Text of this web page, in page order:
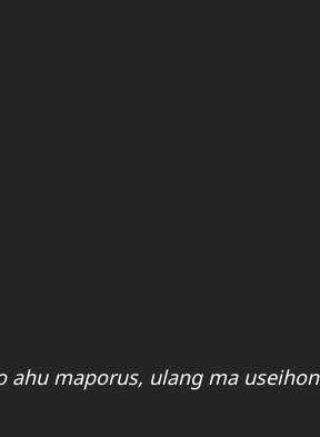
ahu maporus, ulang ma useihon